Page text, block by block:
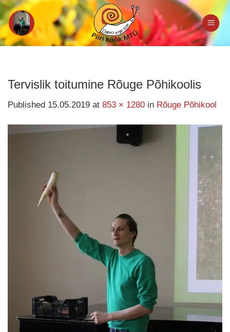
Skip
to
content
Tervislik toitumine Rõuge Põhikoolis
Published 15.05.2019 at 853 × 1280 in Rõuge Põhikool